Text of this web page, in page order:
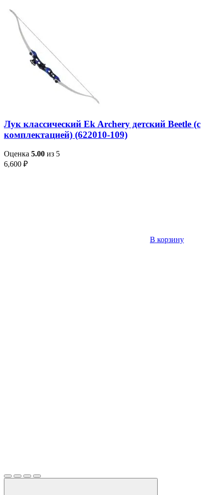
Лук классический Ek Archery детский Beetle (с
комплектацией) (622010-109)
Оценка 5.00 из 5
6,600 ₽
В корзину